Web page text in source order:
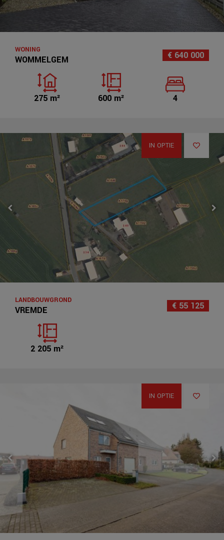
€ 640 000
WOMMELGEM
WONING
4
600 m²
275 m²
IN OPTIE
€ 55 125
VREMDE
LANDBOUWGROND
2 205 m²
IN OPTIE